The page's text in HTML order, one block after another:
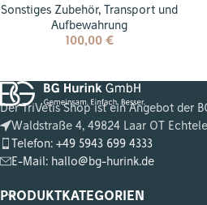
Sonstiges Zubehör, Transport und
Aufbewahrung
100,00 €
Der TriVetis Shop ist ein Angebot der
Waldstraße 4, 49824 Laar OT
Telefon: +49 5943 699 4333
E-Mail: hallo@bg-hurink.de
PRODUKTKATEGORIEN